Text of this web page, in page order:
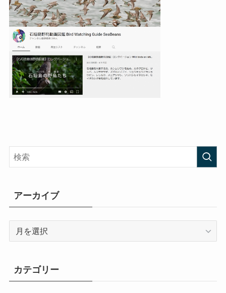
アーカイブ
ブ
カテゴリー